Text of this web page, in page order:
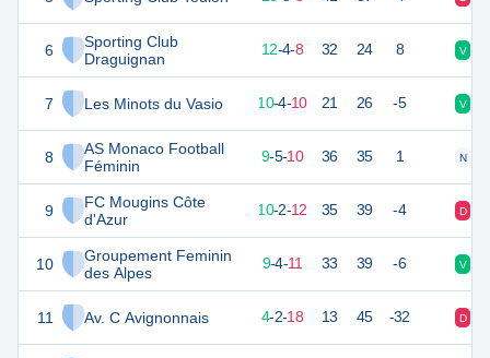
6
Sporting Club
Draguignan
7 Les Minots du Vasio
8
AS Monaco Football
Féminin
9
FC Mougins Côte
d'Azur
10
Groupement Feminin
des Alpes
11 Av. C Avignonnais
12-4-8 32 24 8 V
35 10-4-10 21 26 -5 V
33 9-5-10 36 35 1 N
33 10-2-12 35 39 -4 D
32 24 9-4-11 33 39 -6 V
15 4-2-18 13 45 -32 D